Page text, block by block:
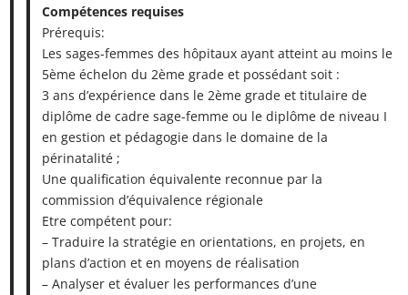
Compétences requises
Prérequis:
Les sages-femmes des hôpitaux ayant atteint au moins le
5ème échelon du 2ème grade et possédant soit :
3 ans d’expérience dans le 2ème grade et titulaire de
diplôme de cadre sage-femme ou le diplôme de niveau I
en gestion et pédagogie dans le domaine de la
périnatalité ;
Une qualification équivalente reconnue par la
commission d’équivalence régionale
Etre compétent pour:
– Traduire la stratégie en orientations, en projets, en
plans d’action et en moyens de réalisation
– Analyser et évaluer les performances d’une